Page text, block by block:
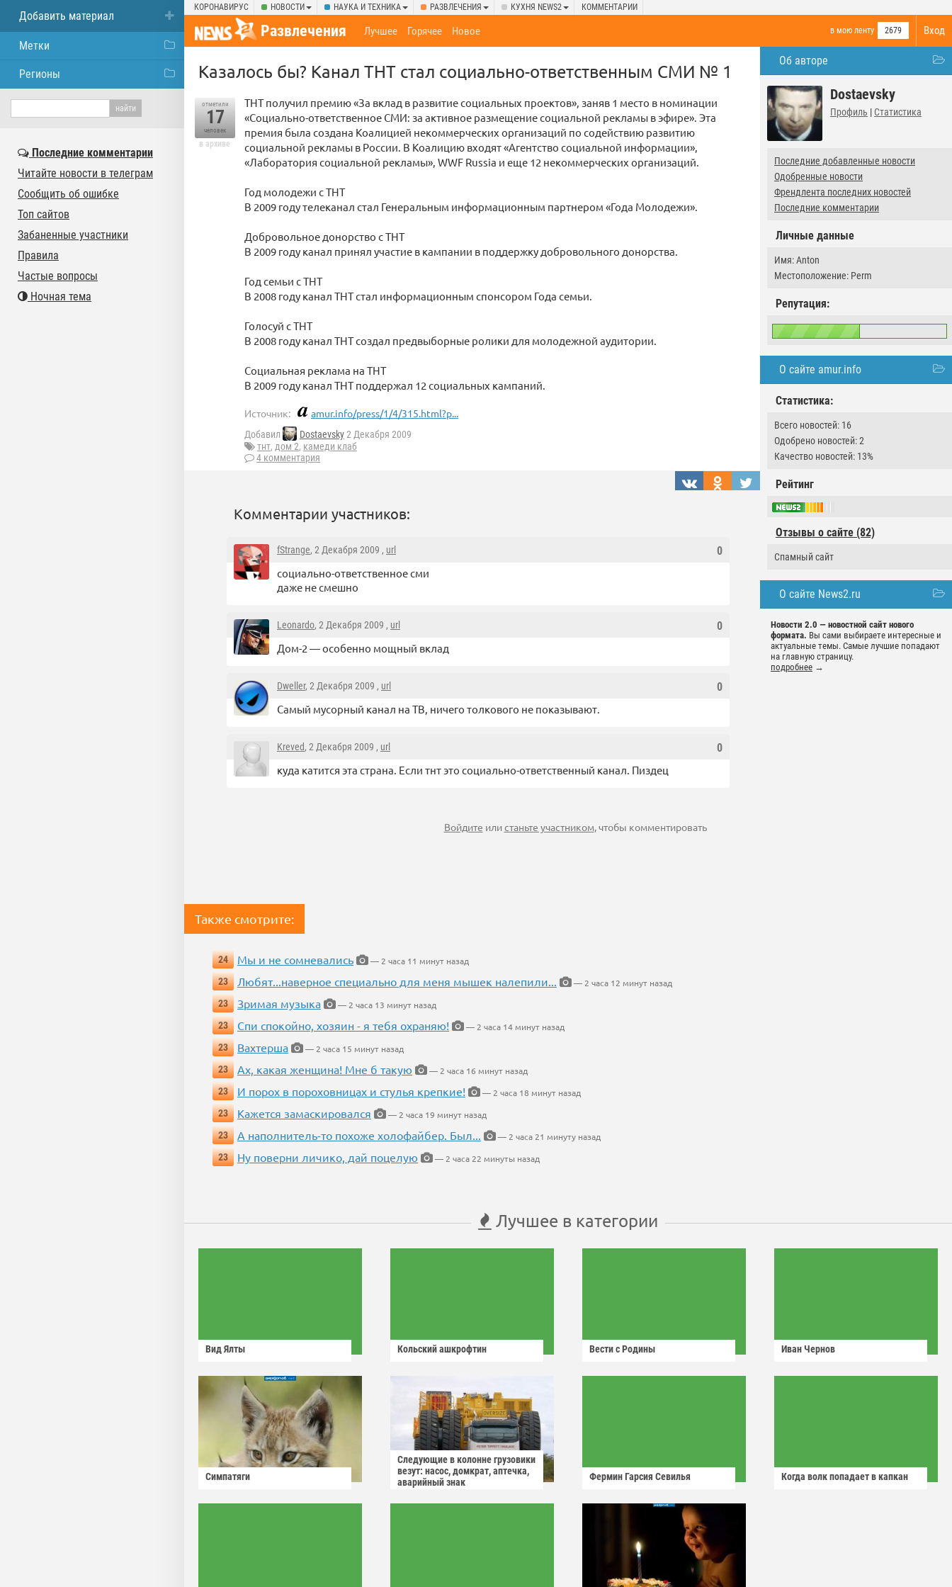
КОРОНАВИРУС НОВОСТИ НАУКА И ТЕХНИКА РАЗВЛЕЧЕНИЯ КУХНЯ NEWS2 КОММЕНТАРИИ
Вход
Развлечения в мою ленту 2679
Лучшее Горячее Новое
Об авторе
Dostaevsky
Профиль | Статистика
Последние добавленные новости
Одобренные новости
Френдлента последних новостей
Последние комментарии
Личные данные
Имя: Anton
Местоположение: Perm
Репутация:
О сайте amur.info
Статистика:
Всего новостей: 16
Одобрено новостей: 2
Качество новостей: 13%
Рейтинг
Отзывы о сайте (82)
Спамный сайт
О сайте News2.ru
Новости 2.0 — новостной сайт нового
формата. Вы сами выбираете интересные и
актуальные темы. Самые лучшие попадают
на главную страницу.
подробнее →
Казалось бы? Канал ТНТ стал социально-ответственным СМИ № 1
отметили
17
человек
в архиве
ТНТ получил премию «За вклад в развитие социальных проектов», заняв 1 место в номинации
«Социально-ответственное СМИ: за активное размещение социальной рекламы в эфире». Эта
премия была создана Коалицией некоммерческих организаций по содействию развитию
социальной рекламы в России. В Коалицию входят «Агентство социальной информации»,
«Лаборатория социальной рекламы», WWF Russia и еще 12 некоммерческих организаций.
Год молодежи с ТНТ
В 2009 году телеканал стал Генеральным информационным партнером «Года Молодежи».
Добровольное донорство с ТНТ
В 2009 году канал принял участие в кампании в поддержку добровольного донорства.
Год семьи с ТНТ
В 2008 году канал ТНТ стал информационным спонсором Года семьи.
Голосуй с ТНТ
В 2008 году канал ТНТ создал предвыборные ролики для молодежной аудитории.
Социальная реклама на ТНТ
В 2009 году канал ТНТ поддержал 12 социальных кампаний.
Источник: amur.info/press/1/4/315.html?p...
Добавил Dostaevsky2 Декабря 2009
тнт, дом 2, камеди клаб
4 комментария
Комментарии участников:
0
fStrange, 2 Декабря 2009 , url
социально-ответственное сми
даже не смешно
0
Leonardo, 2 Декабря 2009 , url
Дом-2 — особенно мощный вклад
0
Dweller, 2 Декабря 2009 , url
Самый мусорный канал на ТВ, ничего толкового не показывают.
0
Kreved, 2 Декабря 2009 , url
куда катится эта страна. Если тнт это социально-ответственный канал. Пиздец
Войдите илистаньте участником, чтобы комментировать
Также смотрите:
24 Мы и не сомневались
— 2 часа 11 минут назад
23
Любят...наверное специально для меня мышек налепили...
— 2 часа 12 минут назад
23
Зримая музыка
— 2 часа 13 минут назад
23
Спи спокойно, хозяин - я тебя охраняю!
— 2 часа 14 минут назад
23
Вахтерша
— 2 часа 15 минут назад
23
Ах, какая женщина! Мне б такую
— 2 часа 16 минут назад
23
И порох в пороховницах и стулья крепкие!
— 2 часа 18 минут назад
23
Кажется замаскировался
— 2 часа 19 минут назад
23
А наполнитель-то похоже холофайбер. Был...
— 2 часа 21 минуту назад
23
Ну поверни личико, дай поцелую — 2 часа 22 минуты назад
Лучшее в категории
Вид Ялты Кольский ашкрофтин Вести с Родины Иван Чернов
Симпатяги
Следующие в колонне грузовики
везут: насос, домкрат, аптечка,
аварийный знак
Фермин Гарсия Севилья Когда волк попадает в капкан
Добавить материал
Метки
Регионы
Последние комментарии
Читайте новости в телеграм
Сообщить об ошибке
Топ сайтов
Забаненные участники
Правила
Частые вопросы
Ночная тема